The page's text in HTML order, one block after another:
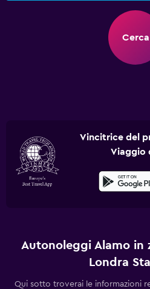
Cerca
Vincitrice del
Viaggio
Autonoleggi Alamo in
Londra
Qui sotto troverai le informazioni